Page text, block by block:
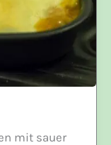
mit sauer